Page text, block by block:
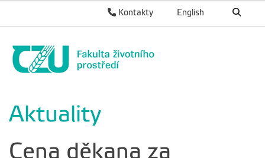
English
Kontakty
Aktuality
Cena děkana za